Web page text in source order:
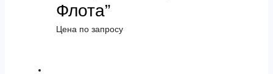
Флота”
Цена по запросу